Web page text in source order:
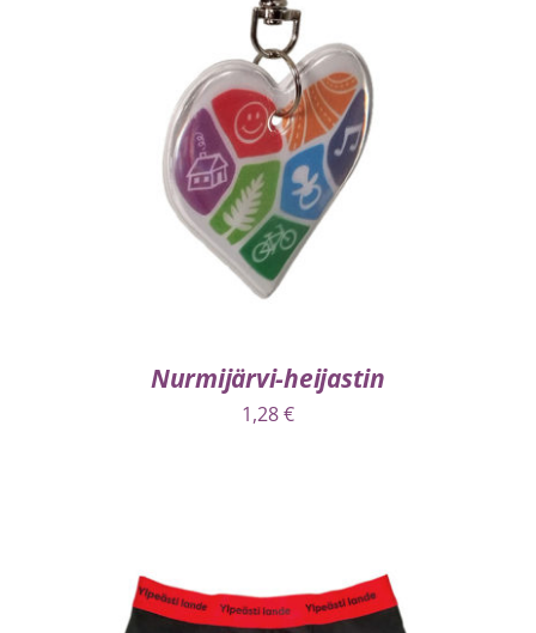
LISÄÄ OSTOSKORIIN / LISÄTIEDOT
Nurmijärvi-heijastin
1,28€